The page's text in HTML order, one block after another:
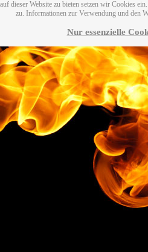
dieser Website zu bieten setzen wir Cookies
zu. Informationen zur Verwendung und den
Nur essenzielle